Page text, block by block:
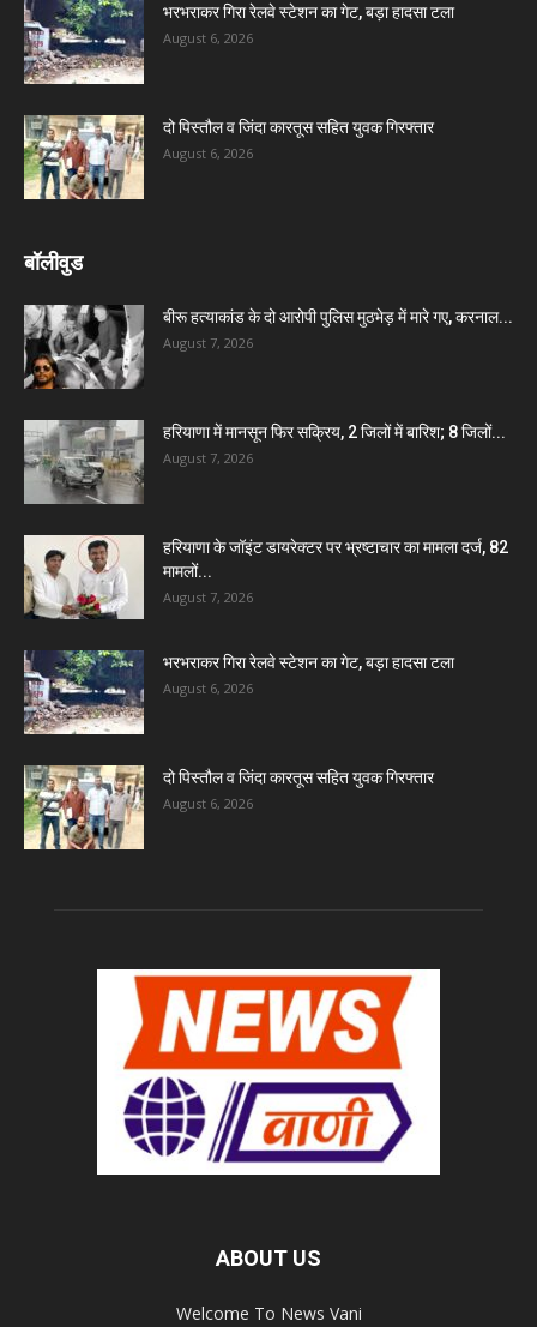
भरभराकर गिरा रेलवे स्टेशन का गेट, बड़ा हादसा टला
August 6, 2026
दो पिस्तौल व जिंदा कारतूस सहित युवक गिरफ्तार
August 6, 2026
बॉलीवुड
बीरू हत्याकांड के दो आरोपी पुलिस मुठभेड़ में मारे गए, करनाल...
August 7, 2026
हरियाणा में मानसून फिर सक्रिय, 2 जिलों में बारिश; 8 जिलों...
August 7, 2026
हरियाणा के जॉइंट डायरेक्टर पर भ्रष्टाचार का मामला दर्ज, 82
मामलों...
August 7, 2026
भरभराकर गिरा रेलवे स्टेशन का गेट, बड़ा हादसा टला
August 6, 2026
दो पिस्तौल व जिंदा कारतूस सहित युवक गिरफ्तार
August 6, 2026
ABOUT US
Welcome To News Vani